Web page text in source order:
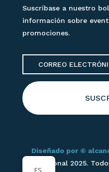
Suscríbase a nuestro
información sobre
promociones.
Diseñado por ©
International 2025.
ES